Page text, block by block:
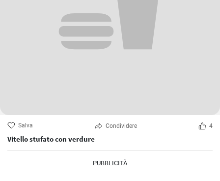
Salva Condividere 4
Vitello stufato con verdure
PUBBLICITÀ